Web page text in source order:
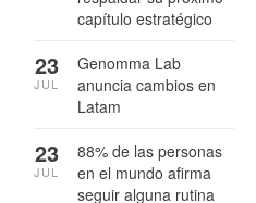
capítulo estratégico
Genomma Lab
anuncia cambios en
Latam
23
JUL
88% de las personas
en el mundo afirma
seguir alguna rutina
23
JUL